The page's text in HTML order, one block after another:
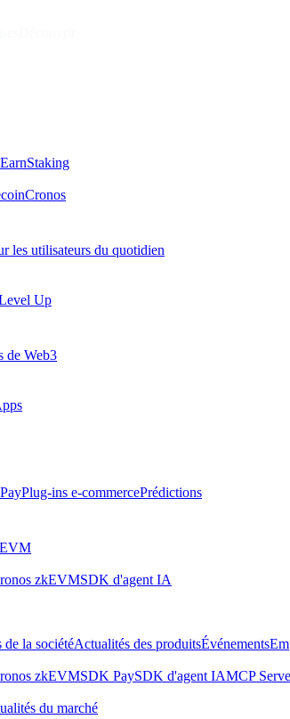
EarnStaking
Cronos
les utilisateurs du quotidien
Up
de Web3
Plug-ins e-commercePrédictions
zkEVMSDK d'agent IA
de la sociétéActualités des produitsÉvénements
zkEVMSDK PaySDK d'agent IAMCP
du marché